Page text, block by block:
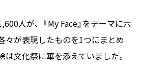
人が、『My Face』をテーマに六
々が表現したものを1つにまとめ
は文化祭に華を添えていました。